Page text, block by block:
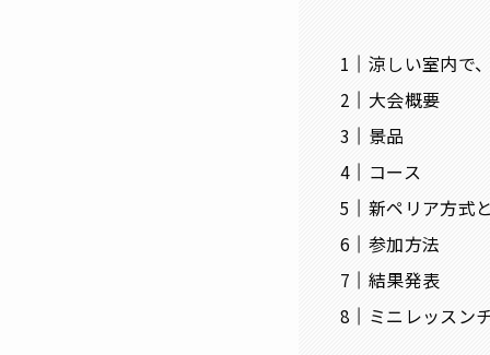
涼しい室内で
大会概要
景品
コース
新ペリア方式
参加方法
結果発表
ミニレッスン